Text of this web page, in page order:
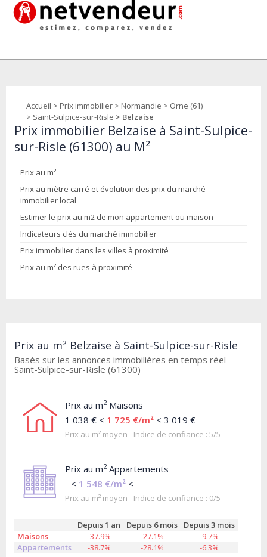
Accueil > Prix immobilier > Normandie > Orne (61)
> Saint-Sulpice-sur-Risle > Belzaise
Prix immobilier Belzaise à Saint-Sulpice-
sur-Risle (61300) au M²
Prix au m²
Prix au mètre carré et évolution des prix du marché
immobilier local
Estimer le prix au m2 de mon appartement ou maison
Indicateurs clés du marché immobilier
Prix immobilier dans les villes à proximité
Prix au m² des rues à proximité
Prix au m² Belzaise à Saint-Sulpice-sur-Risle
Basés sur les annonces immobilières en temps réel -
Saint-Sulpice-sur-Risle (61300)
Prix au m2Maisons
1 038 € < 1 725 €/m² < 3 019 €
Prix au m² moyen - Indice de confiance : 5/5
Prix au m2Appartements
- < 1 548 €/m² < -
Prix au m² moyen - Indice de confiance : 0/5
Depuis 1 an Depuis 6 mois
Depuis 3 mois
Maisons
-37.9% -27.1%
-9.7%
Appartements
-38.7% -28.1% -6.3%